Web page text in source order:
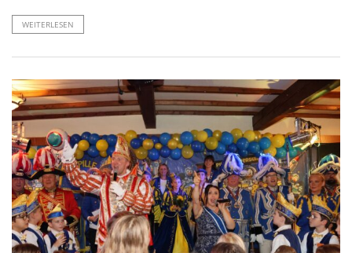
WEITERLESEN